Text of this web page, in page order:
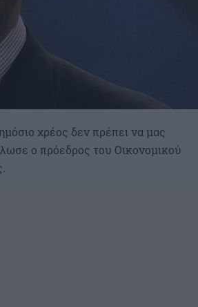
χρέος δεν πρέπει να μας
ο πρόεδρος του Οικονομικού